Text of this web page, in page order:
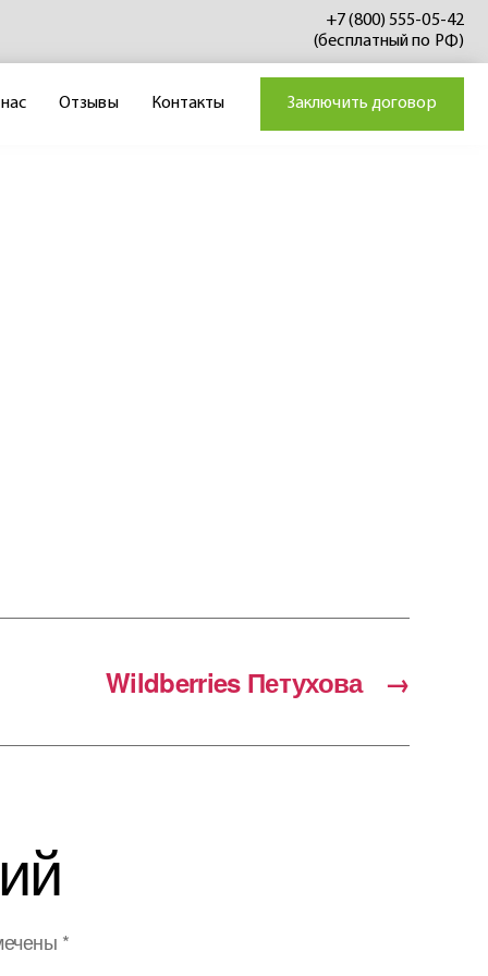
+7 (800) 555-05-42
(бесплатный по РФ)
Отзывы Контакты Заключить договор
→
Wildberries Петухова
*